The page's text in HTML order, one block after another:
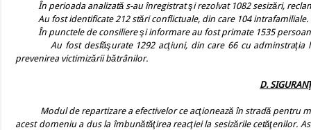
În perioada analizată s-au înregistrat şi rezolvat 1082 sesizări,
Au fost identificate 212 stări conflictuale, din care 104 intrafamiliale.
În punctele de consiliere şi informare au fost primate 1535
Au fost desfăşurate 1292 acţiuni, din care 66 cu adminstraţia
prevenirea victimizării bătrânilor.
D.
Modul de repartizare a efectivelor ce acţionează în stradă
acest domeniu a dus la îmbunătăţirea reacţiei la sesizările cetăţenilor.